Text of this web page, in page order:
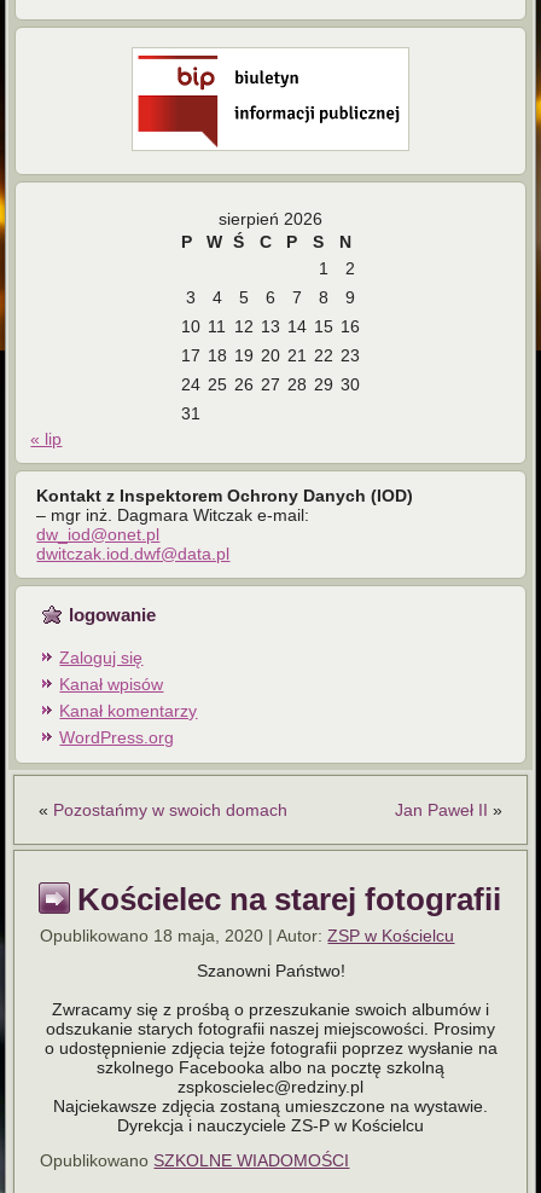
sierpień 2026
P
W Ś C P S
N
1
2
3
4 5 6 7 8
9
10 11 12 13 14 15 16
17 18 19 20 21 22 23
24 25 26 27 28 29 30
31
« lip
Kontakt z Inspektorem Ochrony Danych (IOD)
– mgr inż. Dagmara Witczak e-mail:
dw_iod@onet.pl
dwitczak.iod.dwf@data.pl
logowanie
Zaloguj się
Kanał wpisów
Kanał komentarzy
WordPress.org
« Pozostańmy w swoich domach Jan Paweł II »
Kościelec na starej fotografii
Opublikowano 18 maja, 2020 |Autor: ZSP w Kościelcu
Szanowni Państwo!
Zwracamy się z prośbą o przeszukanie swoich albumów i
odszukanie starych fotografii naszej miejscowości. Prosimy
o udostępnienie zdjęcia tejże fotografii poprzez wysłanie na
szkolnego Facebooka albo na pocztę szkolną
zspkoscielec@redziny.pl
Najciekawsze zdjęcia zostaną umieszczone na wystawie.
Dyrekcja i nauczyciele ZS-P w Kościelcu
Opublikowano SZKOLNE WIADOMOŚCI